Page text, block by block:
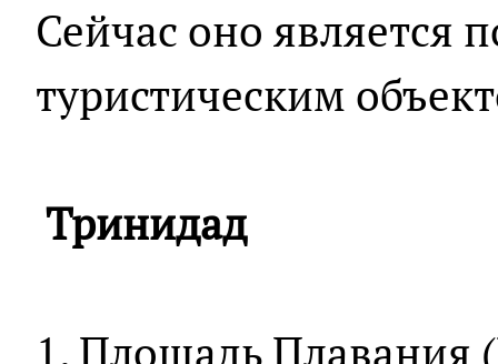
Сейчас оно является
туристическим
Тринидад
1. Площадь Плавания